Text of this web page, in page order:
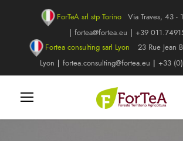
ForTeA srl stp Torino
Via Traves, 43 -
| fortea@fortea.eu | +39
Fortea consulting sarl Lyon
23 Rue Jean
Lyon | fortea.consulting@fortea.eu | +33